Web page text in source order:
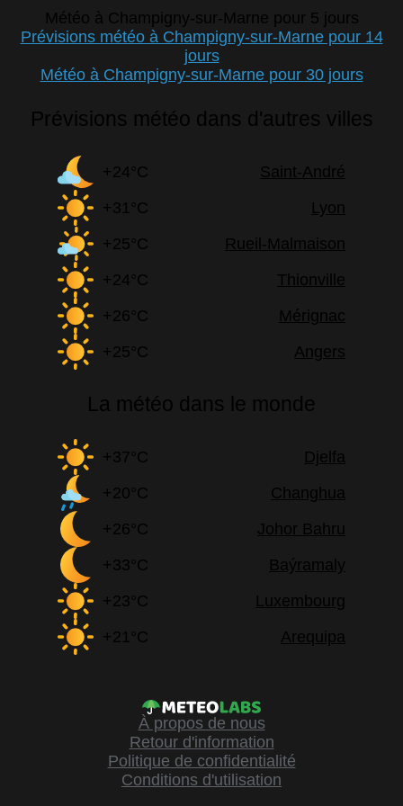
Météo à Champigny-sur-Marne pour 5 jours
Prévisions météo à Champigny-sur-Marne pour 14
jours
Météo à Champigny-sur-Marne pour 30 jours
Prévisions météo dans d'autres villes
+24°C
Saint-André
+31°C
Lyon
+25°C
Rueil-Malmaison
+24°C
Thionville
+26°C
Mérignac
+25°C
Angers
La météo dans le monde
+37°C
Djelfa
+20°C
Changhua
+26°C
Johor Bahru
+33°C
Baýramaly
+23°C
Luxembourg
+21°C
Arequipa
À propos de nous
Retour d'information
Politique de confidentialité
Conditions d'utilisation